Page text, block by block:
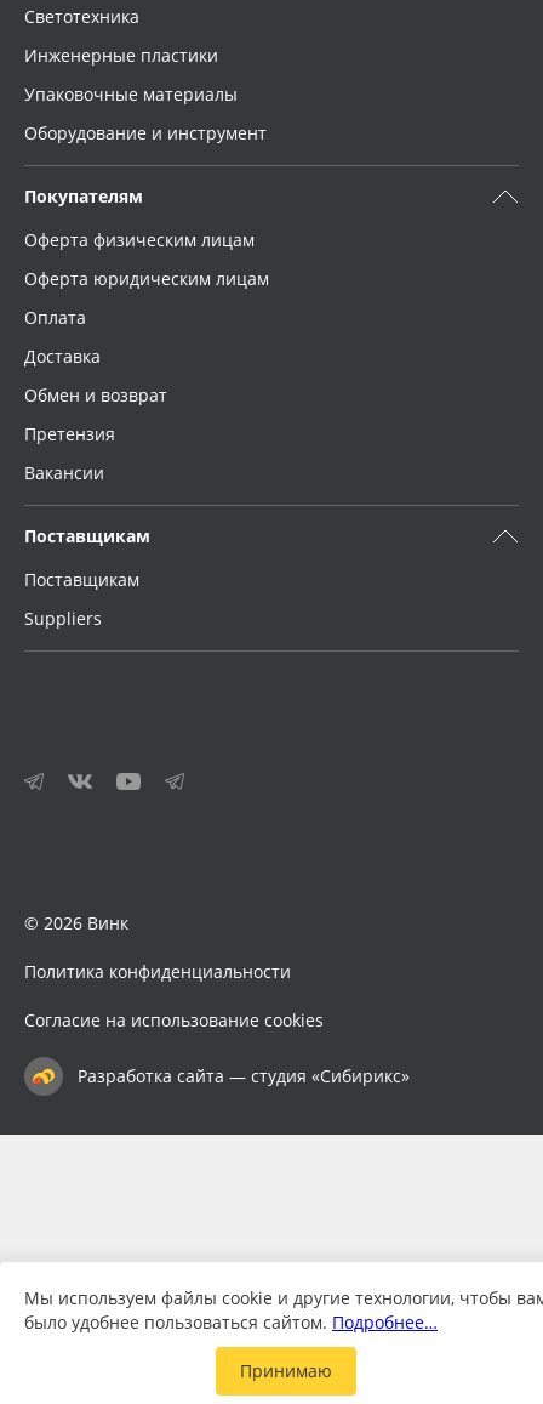
Светотехника
Инженерные пластики
Упаковочные материалы
Оборудование и инструмент
Покупателям
Оферта физическим лицам
Оферта юридическим лицам
Оплата
Доставка
Обмен и возврат
Претензия
Вакансии
Поставщикам
Поставщикам
Suppliers
© 2026 Винк
Политика конфиденциальности
Согласие на использование cookies
Разработка сайта — студия «Сибирикс»
Мы используем файлы cookie и другие технологии, чтобы
было удобнее пользоваться сайтом. Подробнее…
Принимаю